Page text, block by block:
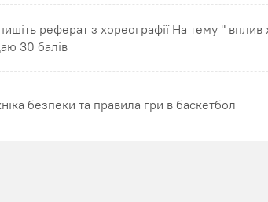
реферат з хореографії На тему " вплив
30 балів
безпеки та правила гри в баскетбол